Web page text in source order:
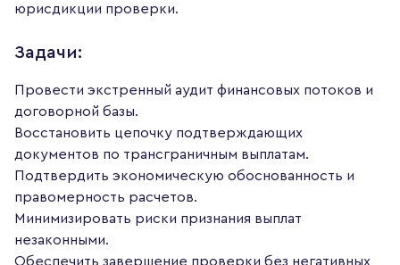
юрисдикции проверки.
Задачи:
Провести экстренный аудит финансовых потоков и
договорной базы.
Восстановить цепочку подтверждающих
документов по трансграничным выплатам.
Подтвердить экономическую обоснованность и
правомерность расчетов.
Минимизировать риски признания выплат
незаконными.
Обеспечить завершение проверки без негативных